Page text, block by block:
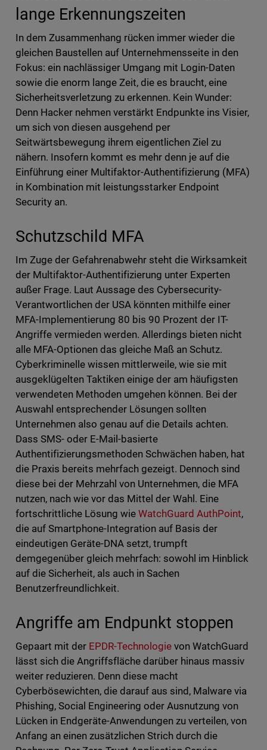
lange Erkennungszeiten
In dem Zusammenhang rücken immer wieder die
gleichen Baustellen auf Unternehmensseite in den
Fokus: ein nachlässiger Umgang mit Login-Daten
sowie die enorm lange Zeit, die es braucht, eine
Sicherheitsverletzung zu erkennen. Kein Wunder:
Denn Hacker nehmen verstärkt Endpunkte ins Visier,
um sich von diesen ausgehend per
Seitwärtsbewegung ihrem eigentlichen Ziel zu
nähern. Insofern kommt es mehr denn je auf die
Einführung einer Multifaktor-Authentifizierung (MFA)
in Kombination mit leistungsstarker Endpoint
Security an.
Schutzschild MFA
Im Zuge der Gefahrenabwehr steht die Wirksamkeit
der Multifaktor-Authentifizierung unter Experten
außer Frage. Laut Aussage des Cybersecurity-
Verantwortlichen der USA könnten mithilfe einer
MFA-Implementierung 80 bis 90 Prozent der IT-
Angriffe vermieden werden. Allerdings bieten nicht
alle MFA-Optionen das gleiche Maß an Schutz.
Cyberkriminelle wissen mittlerweile, wie sie mit
ausgeklügelten Taktiken einige der am häufigsten
verwendeten Methoden umgehen können. Bei der
Auswahl entsprechender Lösungen sollten
Unternehmen also genau auf die Details achten.
Dass SMS- oder E-Mail-basierte
Authentifizierungsmethoden Schwächen haben, hat
die Praxis bereits mehrfach gezeigt. Dennoch sind
diese bei der Mehrzahl von Unternehmen, die MFA
nutzen, nach wie vor das Mittel der Wahl. Eine
fortschrittliche Lösung wie WatchGuard AuthPoint,
die auf Smartphone-Integration auf Basis der
eindeutigen Geräte-DNA setzt, trumpft
demgegenüber gleich mehrfach: sowohl im Hinblick
auf die Sicherheit, als auch in Sachen
Benutzerfreundlichkeit.
Angriffe am Endpunkt stoppen
Gepaart mit der EPDR-Technologie von WatchGuard
lässt sich die Angriffsfläche darüber hinaus massiv
weiter reduzieren. Denn diese macht
Cyberbösewichten, die darauf aus sind, Malware via
Phishing, Social Engineering oder Ausnutzung von
Lücken in Endgeräte-Anwendungen zu verteilen, von
Anfang an einen zusätzlichen Strich durch die